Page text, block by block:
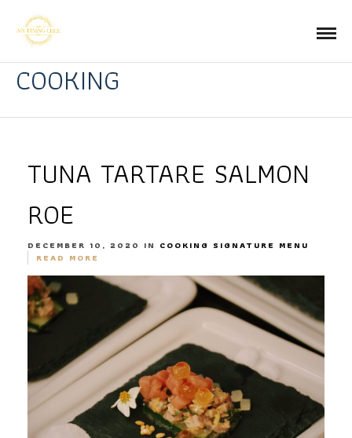
COOKING
TUNA TARTARE SALMON
ROE
DECEMBER 10, 2020 IN COOKING SIGNATURE MENU
READ MORE